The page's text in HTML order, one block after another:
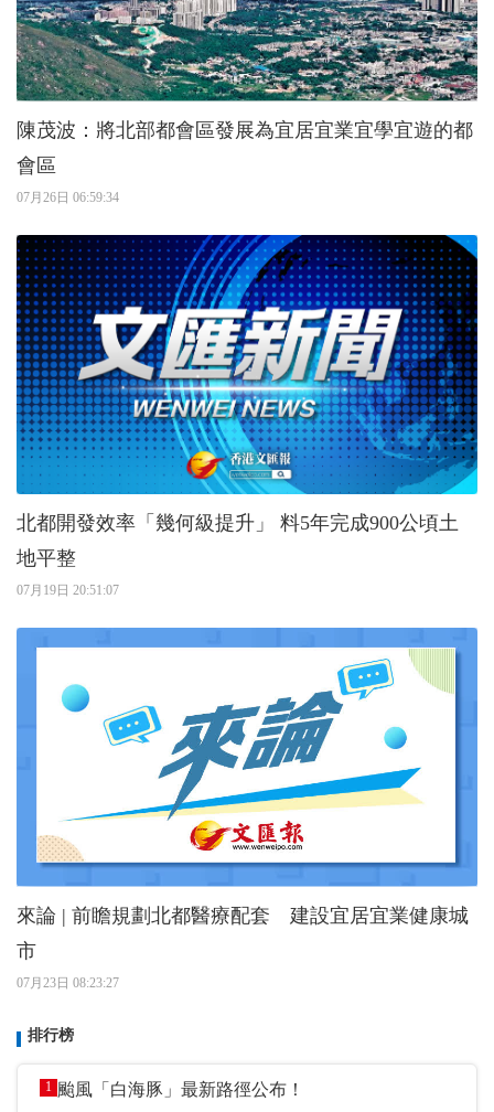
陳茂波：將北部都會區發展為宜居宜業宜學宜遊的都
會區
07月26日 06:59:34
北都開發效率「幾何級提升」 料5年完成900公頃土
地平整
07月19日 20:51:07
來論 | 前瞻規劃北都醫療配套 建設宜居宜業健康城
市
07月23日 08:23:27
排行榜
1 颱風「白海豚」最新路徑公布！